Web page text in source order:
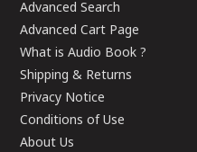
Advanced Search
Advanced Cart Page
What is Audio Book ?
Shipping & Returns
Privacy Notice
Conditions of Use
About Us